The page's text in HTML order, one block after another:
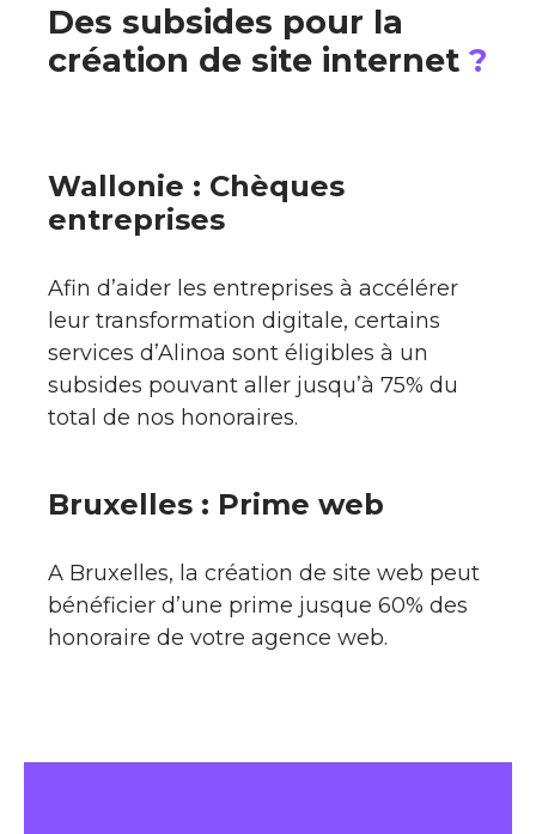
Des subsides pour la
création de site internet ?
Wallonie : Chèques
entreprises
Afin d’aider les entreprises à accélérer
leur transformation digitale, certains
services d’Alinoa sont éligibles à un
subsides pouvant aller jusqu’à 75% du
total de nos honoraires.
Bruxelles : Prime web
A Bruxelles, la création de site web peut
bénéficier d’une prime jusque 60% des
honoraire de votre agence web.